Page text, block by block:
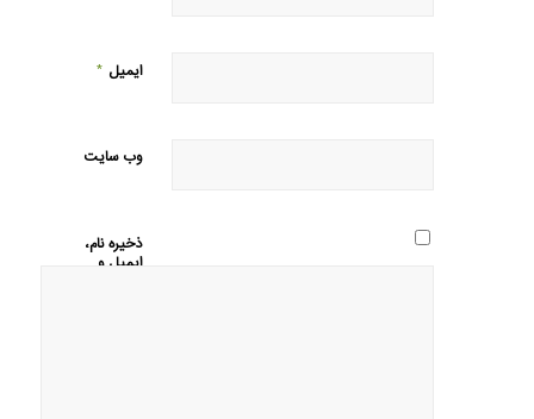
ایمیل *
وب‌ سایت
ذخیره نام،
ایمیل و